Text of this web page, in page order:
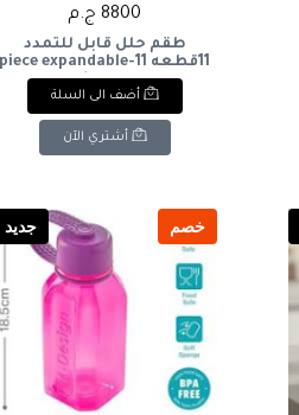
8800 ج.م
طقم حلل قابل للتمدد
11قطعه 11-piece expandable
cookware set
أضف الى السلة
أشتري الآن
خصم جديد